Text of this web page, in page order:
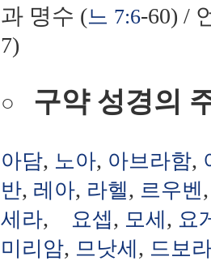
과 명수 (느 7:6-60) /
7)
○ 구약 성경의
아담, 노아, 아브라함,
반, 레아, 라헬, 르우벤
세라, 요셉, 모세 , 요
미리암, 므낫세 , 드보